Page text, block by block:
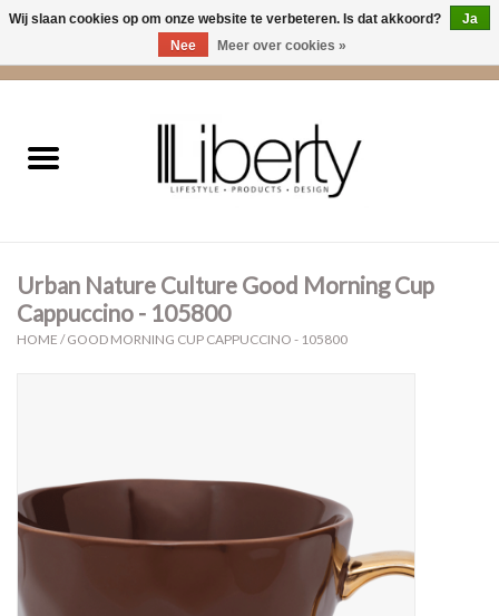
Kleding
Cadeaus
Cadeaubonnen
Merken
Urban Nature Culture Good Morning Cup
Cappuccino - 105800
HOME /GOOD MORNING CUP CAPPUCCINO - 105800
Wij slaan cookies op om onze website te verbeteren. Is dat akkoord?
Ja
Nee
Meer over cookies »